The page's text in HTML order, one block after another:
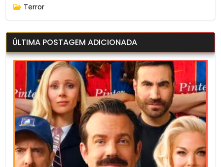
Terror
ÚLTIMA POSTAGEM ADICIONADA